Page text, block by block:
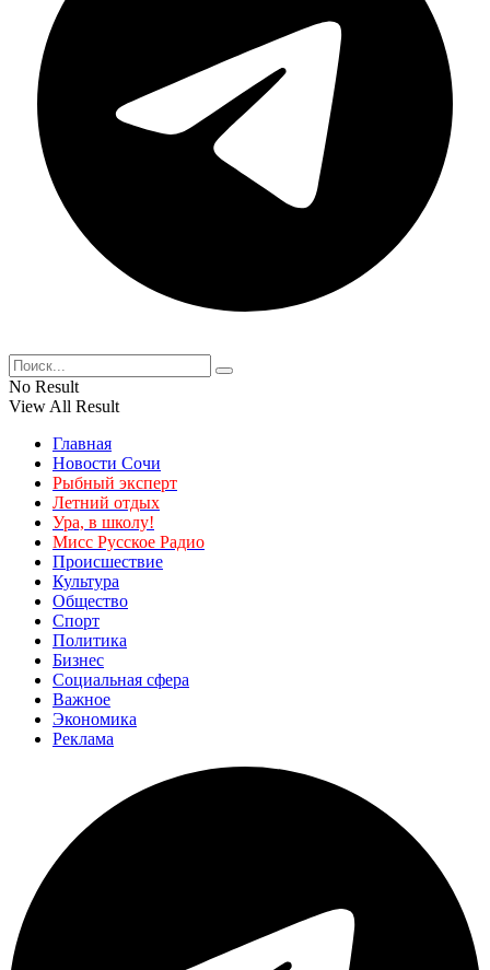
No Result
View All Result
Главная
Новости Сочи
Рыбный эксперт
Летний отдых
Ура, в школу!
Мисс Русское Радио
Происшествие
Культура
Общество
Спорт
Политика
Бизнес
Социальная сфера
Важное
Экономика
Реклама